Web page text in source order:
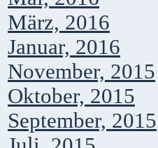
März, 2016
Januar, 2016
November, 2015
Oktober, 2015
September, 2015